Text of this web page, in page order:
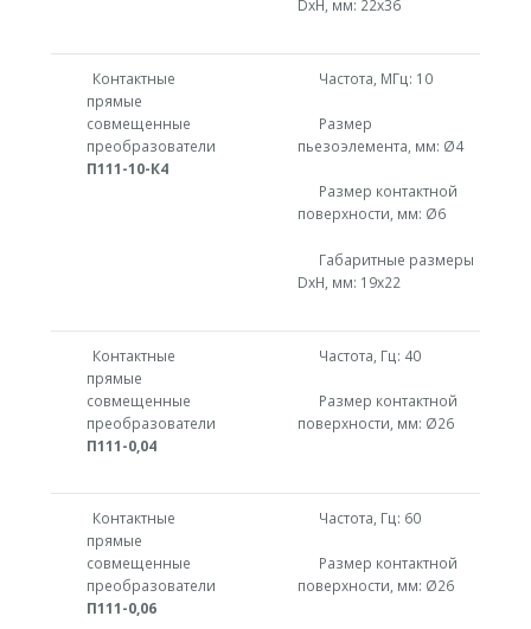
DxH, мм: 22х36
Контактные
прямые
совмещенные
преобразователи
П111-10-К4
Частота, МГц: 10
Размер
пьезоэлемента, мм: Ø4
Размер контактной
поверхности, мм: Ø6
Габаритные размеры
DxH, мм: 19х22
Контактные
прямые
совмещенные
преобразователи
П111-0,04
Частота, Гц: 40
Размер контактной
поверхности, мм: Ø26
Контактные
прямые
совмещенные
преобразователи
П111-0,06
Частота, Гц: 60
Размер контактной
поверхности, мм: Ø26